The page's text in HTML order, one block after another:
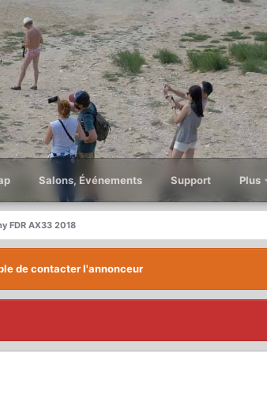
Salons, Événements Support Plus
FDR AX33 2018
de contacter l'annonceur